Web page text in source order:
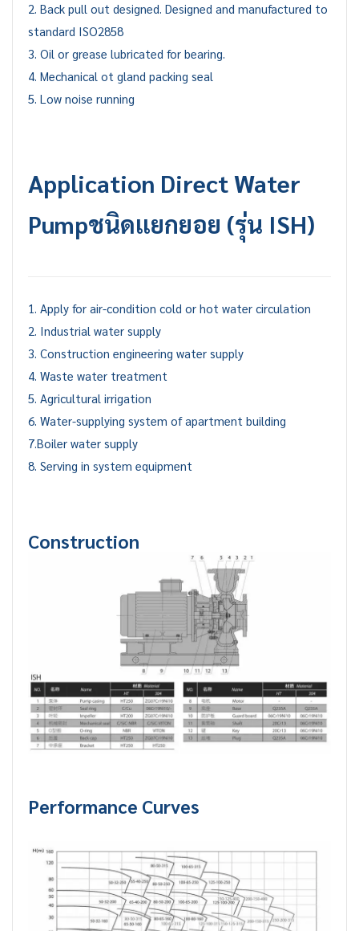
2. Back pull out designed. Designed and manufactured to
standard ISO2858
3. Oil or grease lubricated for bearing.
4. Mechanical ot gland packing seal
5. Low noise running
Application Direct Water
Pumpชนิดแยกยอย (รุ่น ISH)
1. Apply for air-condition cold or hot water circulation
2. Industrial water supply
3. Construction engineering water supply
4. Waste water treatment
5. Agricultural irrigation
6. Water-supplying system of apartment building
7.Boiler water supply
8. Serving in system equipment
Construction
Performance Curves